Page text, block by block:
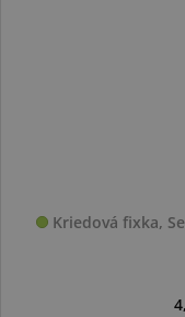
Kriedová fixka,